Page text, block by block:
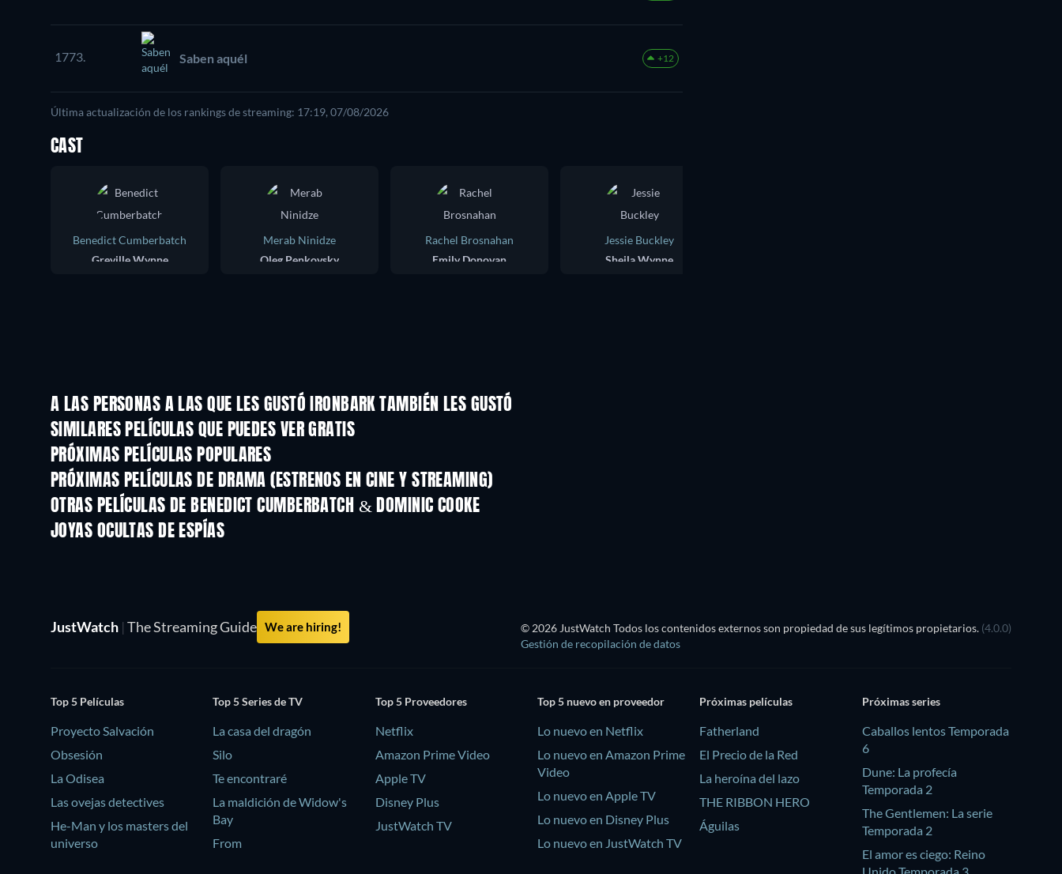
1773. Saben aquél +12
Última actualización de los rankings de streaming: 17:19, 07/08/2026
CAST
Benedict Cumberbatch
Greville Wynne
Merab Ninidze
Oleg Penkovsky
Rachel Brosnahan
Emily Donovan
Jessie Buckley
Sheila Wynne
A LAS PERSONAS A LAS QUE LES GUSTÓ IRONBARK TAMBIÉN LES GUSTÓ
SIMILARES PELÍCULAS QUE PUEDES VER GRATIS
PRÓXIMAS PELÍCULAS POPULARES
PRÓXIMAS PELÍCULAS DE DRAMA (ESTRENOS EN CINE Y STREAMING)
OTRAS PELÍCULAS DE BENEDICT CUMBERBATCH & DOMINIC COOKE
JOYAS OCULTAS DE ESPÍAS
JustWatch | The Streaming Guide We are hiring! © 2026 JustWatch Todos los contenidos externos son propiedad de sus legítimos propietarios. (4.0.0)
Gestión de recopilación de datos
Top 5 Películas
Proyecto Salvación
Obsesión
La Odisea
Las ovejas detectives
He-Man y los masters del
universo
Top 5 Series de TV
La casa del dragón
Silo
Te encontraré
La maldición de Widow's
Bay
From
Top 5 Proveedores
Netflix
Amazon Prime Video
Apple TV
Disney Plus
JustWatch TV
Top 5 nuevo en proveedor
Lo nuevo en Netflix
Lo nuevo en Amazon Prime
Video
Lo nuevo en Apple TV
Lo nuevo en Disney Plus
Lo nuevo en JustWatch TV
Próximas películas
Fatherland
El Precio de la Red
La heroína del lazo
THE RIBBON HERO
Águilas
Próximas series
Caballos lentos Temporada
6
Dune: La profecía
Temporada 2
The Gentlemen: La serie
Temporada 2
El amor es ciego: Reino